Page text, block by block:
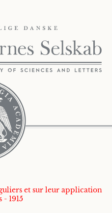
et sur leur application
1915